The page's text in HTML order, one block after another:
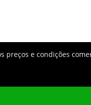
preços e condições